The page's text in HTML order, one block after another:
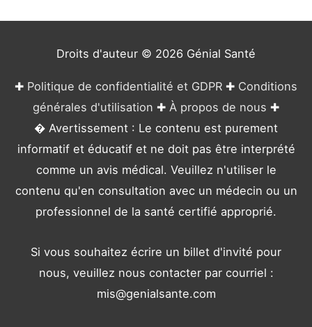
Droits d'auteur © 2026 Génial Santé
✚ Politique de confidentialité et GDPR ✚ Conditions
générales d'utilisation ✚ À propos de nous ✚
� Avertissement : Le contenu est purement
informatif et éducatif et ne doit pas être interprété
comme un avis médical. Veuillez n'utiliser le
contenu qu'en consultation avec un médecin ou un
professionnel de la santé certifié approprié.
Si vous souhaitez écrire un billet d'invité pour
nous, veuillez nous contacter par courriel :
mis@genialsante.com